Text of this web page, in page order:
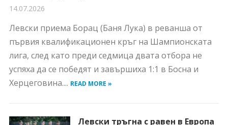
14.07.2026
Левски приема Борац (Баня Лука) в реванша от
първия квалификационен кръг на Шампионската
лига, след като преди седмица двата отбора не
успяха да се победят и завършиха 1:1 в Босна и
Херцеговина.... READ MORE »
Левски тръгна с равен в Европа